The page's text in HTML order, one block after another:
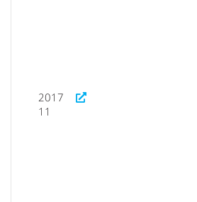
2017
11